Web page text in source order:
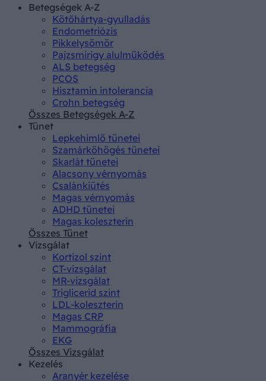
Betegségek A-Z
Kötőhártya-gyulladás
Endometriózis
Pikkelysömör
Pajzsmirigy alulműködés
ALS betegség
PCOS
Hisztamin intolerancia
Crohn betegség
Összes Betegségek A-Z
Tünet
Lepkehimlő tünetei
Szamárköhögés tünetei
Skarlát tünetei
Alacsony vérnyomás
Csalánkiütés
Magas vérnyomás
ADHD tünetei
Magas koleszterin
Összes Tünet
Vizsgálat
Kortizol szint
CT-vizsgálat
MR-vizsgálat
Triglicerid szint
LDL-koleszterin
Magas CRP
Mammográfia
EKG
Összes Vizsgálat
Kezelés
Aranyér kezelése